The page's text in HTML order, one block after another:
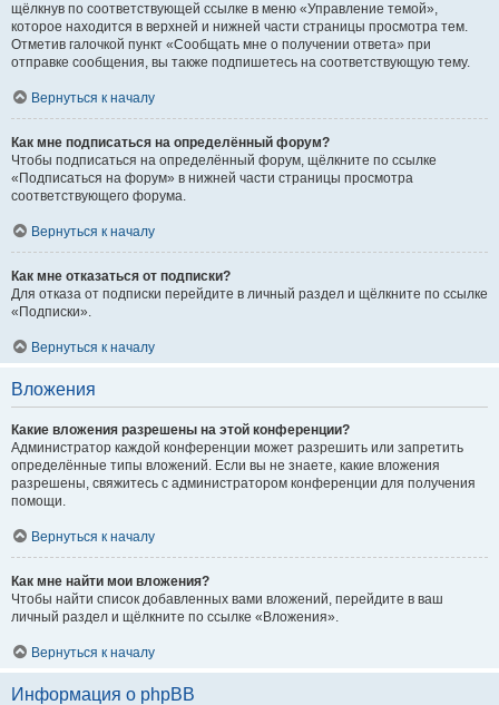
щёлкнув по соответствующей ссылке в меню «Управление темой»,
которое находится в верхней и нижней части страницы просмотра тем.
Отметив галочкой пункт «Сообщать мне о получении ответа» при
отправке сообщения, вы также подпишетесь на соответствующую тему.
Вернуться к началу
Как мне подписаться на определённый форум?
Чтобы подписаться на определённый форум, щёлкните по ссылке
«Подписаться на форум» в нижней части страницы просмотра
соответствующего форума.
Вернуться к началу
Как мне отказаться от подписки?
Для отказа от подписки перейдите в личный раздел и щёлкните по ссылке
«Подписки».
Вернуться к началу
Вложения
Какие вложения разрешены на этой конференции?
Администратор каждой конференции может разрешить или запретить
определённые типы вложений. Если вы не знаете, какие вложения
разрешены, свяжитесь с администратором конференции для получения
помощи.
Вернуться к началу
Как мне найти мои вложения?
Чтобы найти список добавленных вами вложений, перейдите в ваш
личный раздел и щёлкните по ссылке «Вложения».
Вернуться к началу
Информация о phpBB